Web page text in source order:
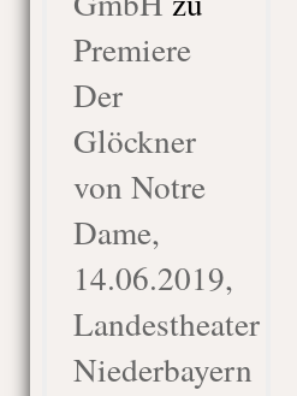
Premiere
Der
Glöckner
von Notre
Dame,
14.06.2019,
Landestheater
Niederbayern